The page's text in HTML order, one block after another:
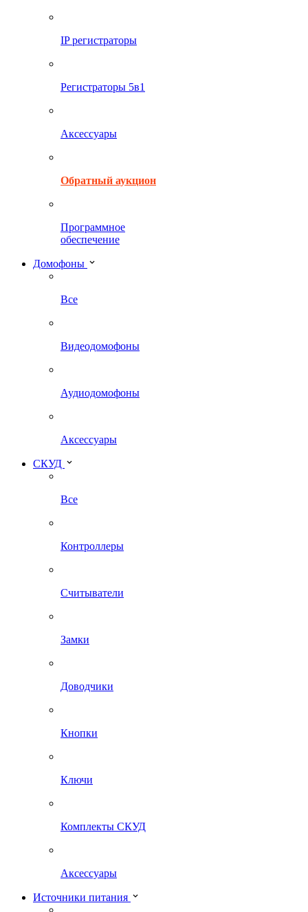
IP регистраторы
Регистраторы 5в1
Аксессуары
Обратный аукцион
Программное
обеспечение
Домофоны
Все
Видеодомофоны
Аудиодомофоны
Аксессуары
СКУД
Все
Контроллеры
Считыватели
Замки
Доводчики
Кнопки
Ключи
Комплекты СКУД
Аксессуары
Источники питания